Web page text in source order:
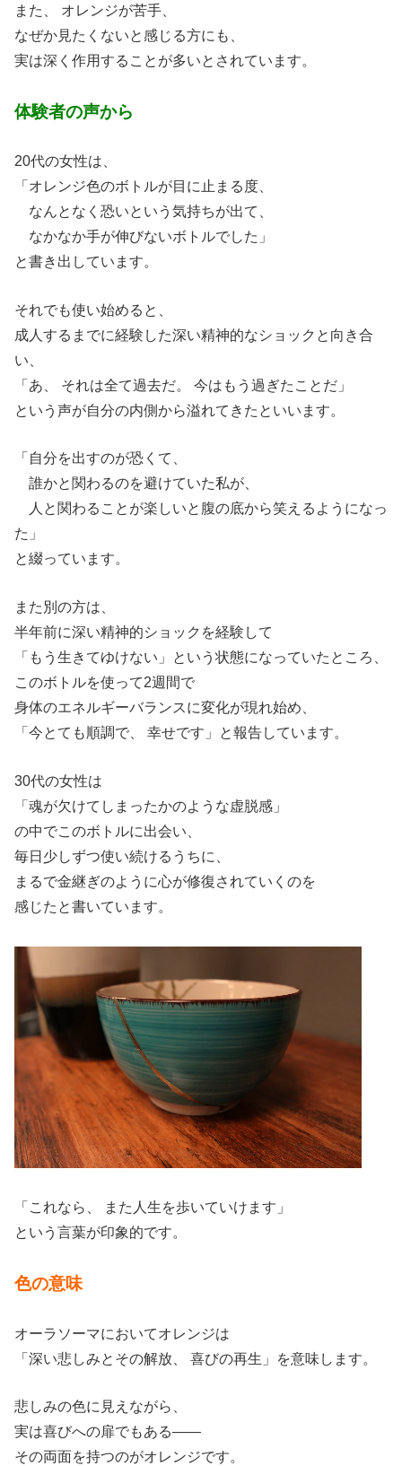
また、 オレンジが苦手、
なぜか見たくないと感じる方にも、
実は深く作用することが多いとされています。
体験者の声から
20代の女性は、
「オレンジ色のボトルが目に止まる度、
なんとなく恐いという気持ちが出て、
なかなか手が伸びないボトルでした」
と書き出しています。
それでも使い始めると、
成人するまでに経験した深い精神的なショックと向き合
い、
「あ、 それは全て過去だ。 今はもう過ぎたことだ」
という声が自分の内側から溢れてきたといいます。
「自分を出すのが恐くて、
誰かと関わるのを避けていた私が、
人と関わることが楽しいと腹の底から笑えるようになっ
た」
と綴っています。
また別の方は、
半年前に深い精神的ショックを経験して
「もう生きてゆけない」という状態になっていたところ、
このボトルを使って2週間で
身体のエネルギーバランスに変化が現れ始め、
「今とても順調で、 幸せです」と報告しています。
30代の女性は
「魂が欠けてしまったかのような虚脱感」
の中でこのボトルに出会い、
毎日少しずつ使い続けるうちに、
まるで金継ぎのように心が修復されていくのを
感じたと書いています。
「これなら、 また人生を歩いていけます」
という言葉が印象的です。
色の意味
オーラソーマにおいてオレンジは
「深い悲しみとその解放、 喜びの再生」を意味します。
悲しみの色に見えながら、
実は喜びへの扉でもある——
その両面を持つのがオレンジです。